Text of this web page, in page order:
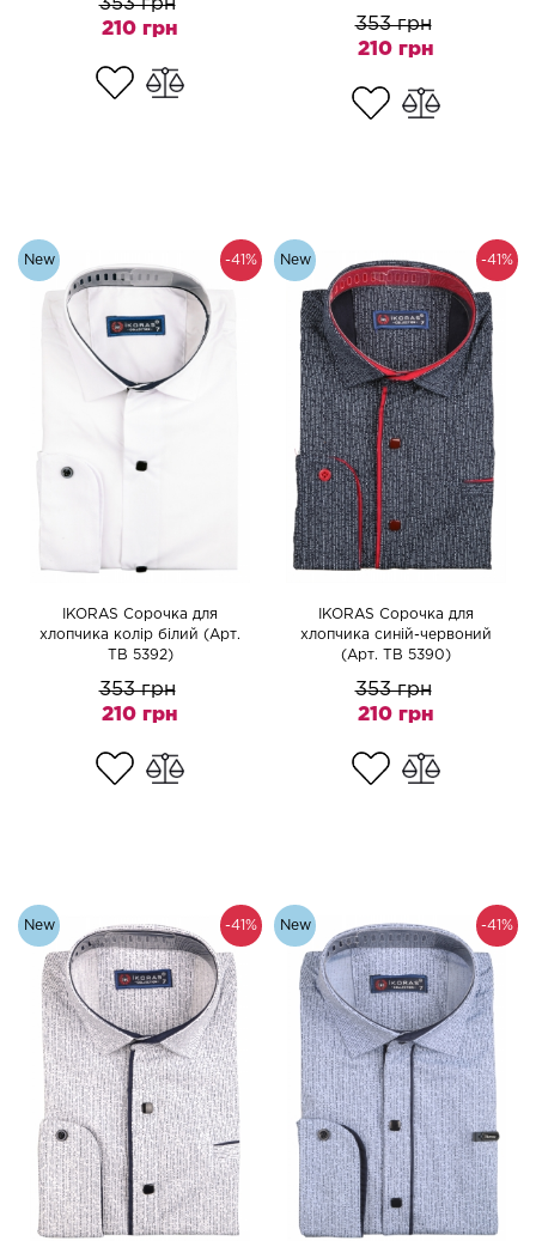
353 грн
210 грн
353 грн
210 грн
-41%
New
IKORAS Сорочка для
хлопчика колір білий (Арт.
TB 5392)
353 грн
210 грн
-41%
New
IKORAS Сорочка для
хлопчика синій-червоний
(Арт. TB 5390)
353 грн
210 грн
-41%
New -41%
New